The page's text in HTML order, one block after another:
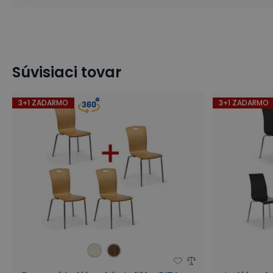
Súvisiaci tovar
3+1 ZADARMO 3+1 ZADARMO